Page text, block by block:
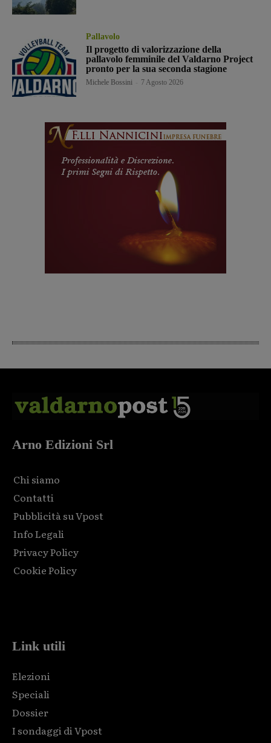
Pallavolo
Il progetto di valorizzazione della
pallavolo femminile del Valdarno Project
pronto per la sua seconda stagione
Michele Bossini 7 Agosto 2026
Arno Edizioni Srl
Chi siamo
Contatti
Pubblicità su Vpost
Info Legali
Privacy Policy
Cookie Policy
Link utili
Elezioni
Speciali
Dossier
I sondaggi di Vpost